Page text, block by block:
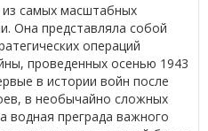
самых масштабных
Она представляла собой
операций
проведенных осенью 1943
в истории войн после
в необычайно сложных
водная преграда важного